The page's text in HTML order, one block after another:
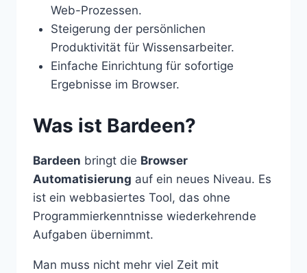
Web-Prozessen.
Steigerung der persönlichen
Produktivität für Wissensarbeiter.
Einfache Einrichtung für sofortige
Ergebnisse im Browser.
Was ist Bardeen?
Bardeen bringt die Browser
Automatisierung auf ein neues Niveau. Es
ist ein webbasiertes Tool, das ohne
Programmierkenntnisse wiederkehrende
Aufgaben übernimmt.
Man muss nicht mehr viel Zeit mit